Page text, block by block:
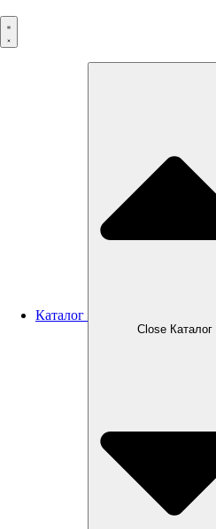
к
содержимому
Каталог
Close Каталог